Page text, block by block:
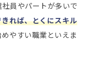
員やパートが多いで
れば、とくにスキル
やすい職業といえま